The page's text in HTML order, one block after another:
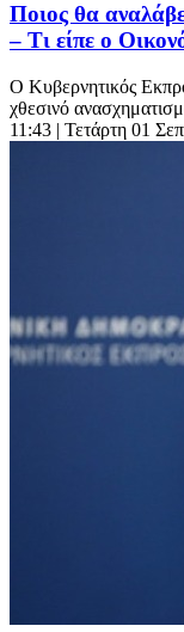
Ποιος θα
– Τι είπε ο
Ο Κυβερνητικός
χθεσινό
11:43 | Τετάρτη 01